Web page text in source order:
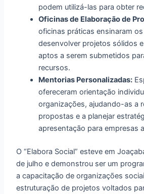
podem utilizá-las para obter
Oficinas de Elaboração de
oficinas práticas ensinaram
desenvolver projetos sólidos
aptos a serem submetidos
recursos.
Mentorias Personalizadas:
ofereceram orientação
organizações, ajudando-as a
propostas e a planejar
apresentação para empresas
O “Elabora Social” esteve em
de julho e demonstrou ser um
a capacitação de organizações
estruturação de projetos voltados